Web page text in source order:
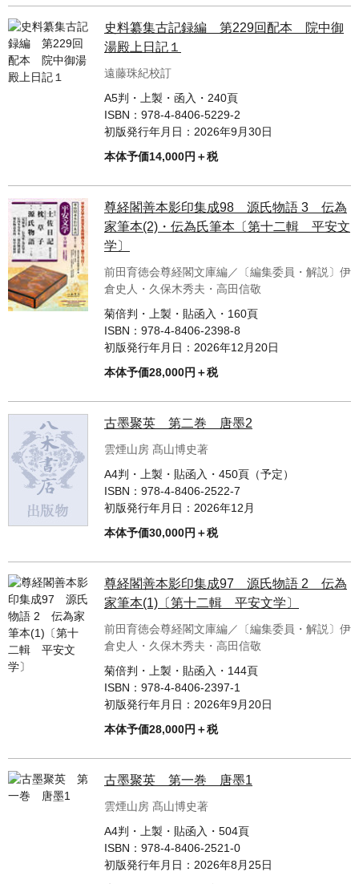
史料纂集古記録編 第229回配本 院中御
湯殿上日記１
遠藤珠紀校訂
A5判・上製・函入・240頁
ISBN： 978-4-8406-5229-2
初版発行年月日： 2026年9月30日
本体予価14,000円＋税
尊経閣善本影印集成98 源氏物語 3 伝為
家筆本(2)・伝為氏筆本〔第十二輯 平安文
学〕
前田育徳会尊経閣文庫編／〔編集委員・解説〕伊
倉史人・久保木秀夫・高田信敬
菊倍判・上製・貼函入・160頁
ISBN： 978-4-8406-2398-8
初版発行年月日： 2026年12月20日
本体予価28,000円＋税
古墨聚英 第二巻 唐墨2
雲煙山房 髙山博史著
A4判・上製・貼函入・450頁（予定）
ISBN： 978-4-8406-2522-7
初版発行年月日： 2026年12月
本体予価30,000円＋税
尊経閣善本影印集成97 源氏物語 2 伝為
家筆本(1)〔第十二輯 平安文学〕
前田育徳会尊経閣文庫編／〔編集委員・解説〕伊
倉史人・久保木秀夫・高田信敬
菊倍判・上製・貼函入・144頁
ISBN： 978-4-8406-2397-1
初版発行年月日： 2026年9月20日
本体予価28,000円＋税
古墨聚英 第一巻 唐墨1
雲煙山房 髙山博史著
A4判・上製・貼函入・504頁
ISBN： 978-4-8406-2521-0
初版発行年月日： 2026年8月25日